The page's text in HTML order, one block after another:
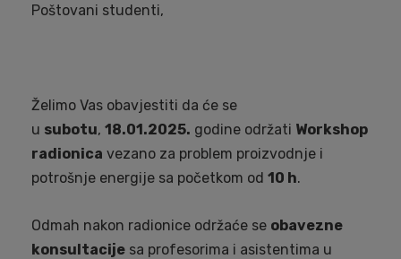
Poštovani studenti,
Želimo Vas obavjestiti da će se
u subotu, 18.01.2025. godine održati Workshop
radionica vezano za problem proizvodnje i
potrošnje energije sa početkom od 10 h.
Odmah nakon radionice održaće se obavezne
konsultacije sa profesorima i asistentima u